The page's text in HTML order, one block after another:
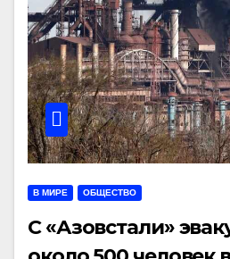
В МИРЕ ОБЩЕСТВО
С «Азовстали»